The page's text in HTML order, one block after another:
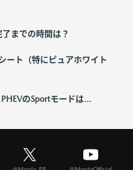
了までの時間は？
ート（特にピュアホワイト
のSportモードは...